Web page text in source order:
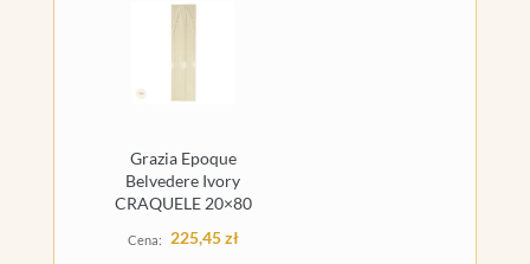
Grazia Epoque
Belvedere Ivory
CRAQUELE 20×80
225,45zł